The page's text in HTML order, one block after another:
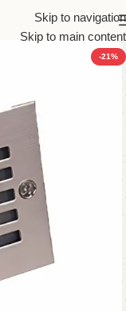
Skip to navigation
Skip to main content
-21%